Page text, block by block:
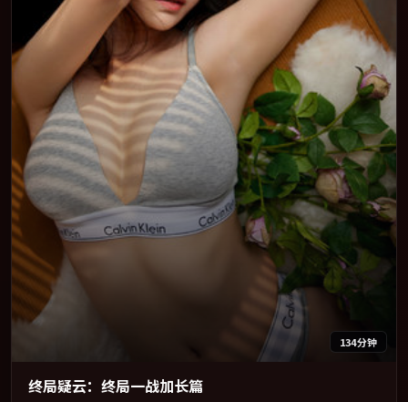
134分钟
终局疑云：终局一战加长篇